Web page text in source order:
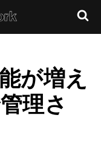
が増え
理さ